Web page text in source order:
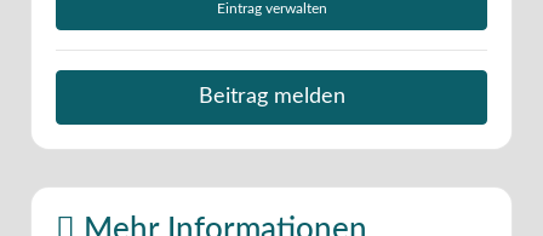
Eintrag verwalten
Beitrag melden
Mehr Informationen